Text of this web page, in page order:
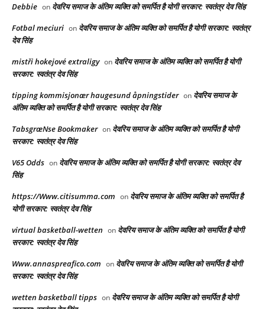
Debbie on देवरिय समाज के अंतिम व्यक्ति को समर्पित है योगी सरकार: स्वतंत्र देव सिंह
Fotbal meciuri on देवरिय समाज के अंतिम व्यक्ति को समर्पित है योगी सरकार: स्वतंत्र
देव सिंह
mistři hokejové extraligy on देवरिय समाज के अंतिम व्यक्ति को समर्पित है योगी
सरकार: स्वतंत्र देव सिंह
tipping kommisjonær haugesund åpningstider on देवरिय समाज के
अंतिम व्यक्ति को समर्पित है योगी सरकार: स्वतंत्र देव सिंह
TabsgræNse Bookmaker on देवरिय समाज के अंतिम व्यक्ति को समर्पित है योगी
सरकार: स्वतंत्र देव सिंह
V65 Odds on देवरिय समाज के अंतिम व्यक्ति को समर्पित है योगी सरकार: स्वतंत्र देव
सिंह
https://Www.citisumma.com on देवरिय समाज के अंतिम व्यक्ति को समर्पित है
योगी सरकार: स्वतंत्र देव सिंह
virtual basketball-wetten on देवरिय समाज के अंतिम व्यक्ति को समर्पित है योगी
सरकार: स्वतंत्र देव सिंह
Www.annaspreafico.com on देवरिय समाज के अंतिम व्यक्ति को समर्पित है योगी
सरकार: स्वतंत्र देव सिंह
wetten basketball tipps on देवरिय समाज के अंतिम व्यक्ति को समर्पित है योगी